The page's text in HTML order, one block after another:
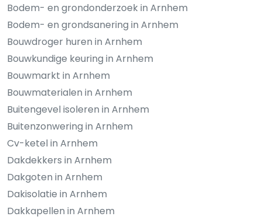
Bodem- en grondonderzoek in Arnhem
Bodem- en grondsanering in Arnhem
Bouwdroger huren in Arnhem
Bouwkundige keuring in Arnhem
Bouwmarkt in Arnhem
Bouwmaterialen in Arnhem
Buitengevel isoleren in Arnhem
Buitenzonwering in Arnhem
Cv-ketel in Arnhem
Dakdekkers in Arnhem
Dakgoten in Arnhem
Dakisolatie in Arnhem
Dakkapellen in Arnhem